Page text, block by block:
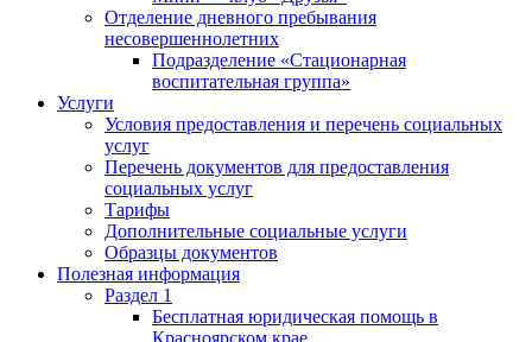
Отделение дневного пребывания
несовершеннолетних
Подразделение «Стационарная
воспитательная группа»
Услуги
Условия предоставления и перечень социальных
услуг
Перечень документов для предоставления
социальных услуг
Тарифы
Дополнительные социальные услуги
Образцы документов
Полезная информация
Раздел 1
Бесплатная юридическая помощь в
Красноярском крае